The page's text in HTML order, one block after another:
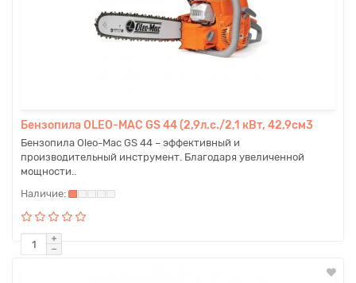
Бензопила OLEO-MAC GS 44 (2,9л.с./2,1 кВт, 42,9см3
Бензопила Oleo-Mac GS 44 – эффективный и
производительный инструмент. Благодаря увеличенной
мощности..